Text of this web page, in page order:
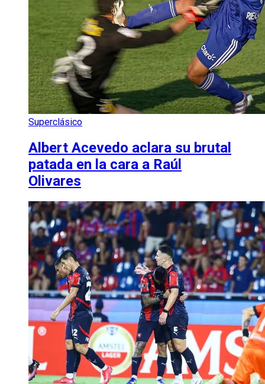
Superclásico
Albert Acevedo aclara su brutal
patada en la cara a Raúl
Olivares